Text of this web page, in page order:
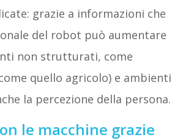
grazie a informazioni che
del robot può aumentare
non strutturati, come
quello agricolo) e ambienti
la percezione della persona.
le macchine grazie